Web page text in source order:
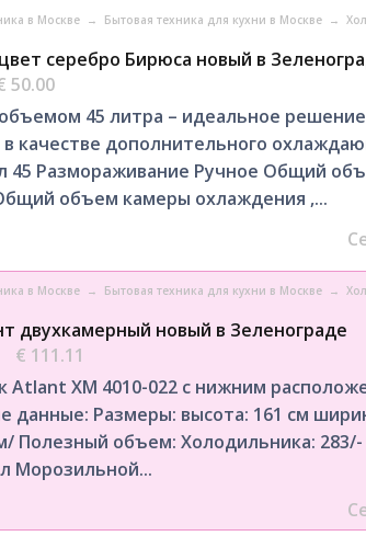
в Москве → Бытовая техника для кухни в Москве →
серебро Бирюса новый в
50.00
45 литра – идеальное
качестве дополнительного
45 Размораживание Ручное Общий
объем камеры охлаждения ,...
в Москве → Бытовая техника для кухни в Москве →
двухкамерный новый в Зеленограде
€ 111.11
Atlant ХМ 4010-022 с нижним
Размеры: высота: 161 см
Полезный объем: Холодильника: 283/-
Морозильной...